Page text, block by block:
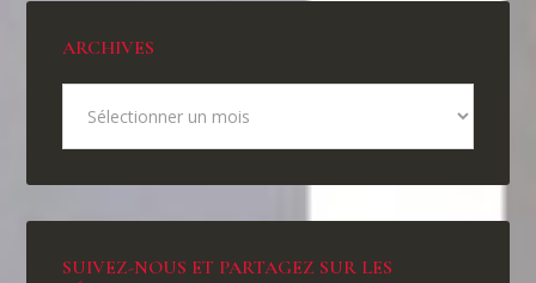
ARCHIVES
SUIVEZ-NOUS ET PARTAGEZ SUR LES